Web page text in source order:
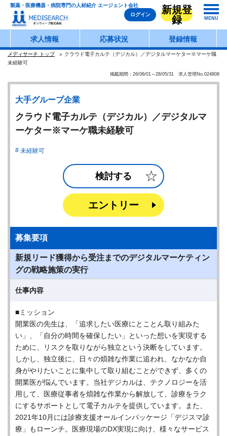
製薬・医療機器・病院専門の人材紹介 エージェント会社
ログイン
新規登
録
MENU
求人情報 応募状況 登録情報
メディサーチ トップ
クラウド電子カルテ（デジカル）／デジタルマーケター※マーケ職
未経験可
掲載期間：26/06/01～28/05/31 求人管理No.024808
大手グループ企業
クラウド電子カルテ（デジカル）／デジタルマ
ーケター※マーケ職未経験可
未経験可
検討する
エントリー
募集要項
新規リード獲得から受注までのデジタルマーケティン
グの戦略施策の実行
仕事内容
■ミッション
開業医の先生は、「追求したい医療にとことん取り組みた
い」、「自分の時間を確保したい」といった想いを実現する
ために、リスクを取りながら独立という決断をしています。
しかし、独立後に、日々の煩雑な作業に追われ、なかなか自
身がやりたいことに集中して取り組むことができず、多くの
開業医が悩んでいます。当社デジカルは、テクノロジーを活
用して、医療従事者を煩雑な作業から解放して、診療をラク
にするサポートとして電子カルテを提供しています。また、
2021年10月には診療支援オールインパッケージ「デジスマ診
療」もローンチ。医療現場のDX実現に向け、様々なサービス